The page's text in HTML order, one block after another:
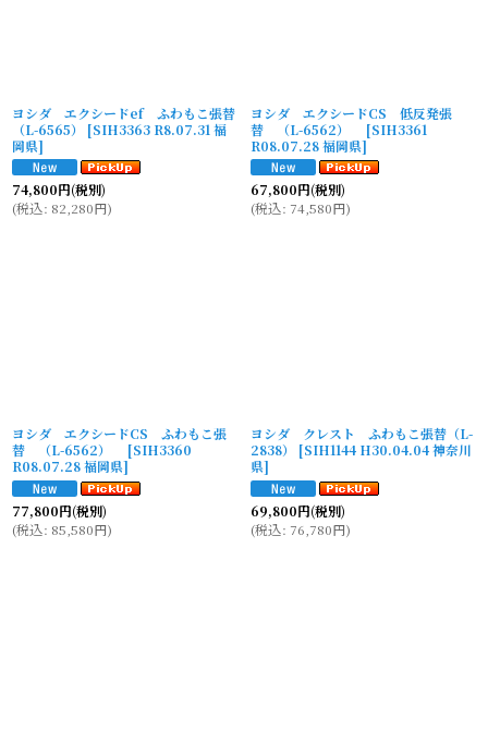
ヨシダ エクシードef ふわもこ張替
（L-6565）
[SIH3363 R8.07.31 福
岡県]
74,800円(税別)
(税込: 82,280円)
ヨシダ エクシードCS 低反発張
替 （L-6562）
[SIH3361
R08.07.28 福岡県]
67,800円(税別)
(税込: 74,580円)
ヨシダ エクシードCS ふわもこ張
替 （L-6562）
[SIH3360
R08.07.28 福岡県]
77,800円(税別)
(税込: 85,580円)
ヨシダ クレスト ふわもこ張替（L-
2838）
[SIH1144 H30.04.04 神奈川
県]
69,800円(税別)
(税込: 76,780円)